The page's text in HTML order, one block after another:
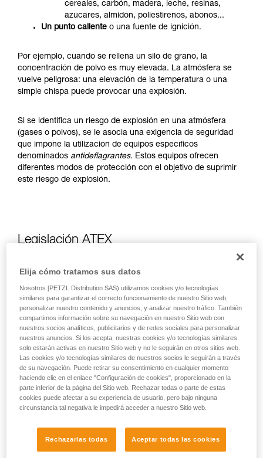
cereales, carbón, madera, leche, resinas,
azúcares, almidón, poliestirenos, abonos...
Un punto caliente o una fuente de ignición.
Por ejemplo, cuando se rellena un silo de grano, la
concentración de polvo es muy elevada. La atmósfera se
vuelve peligrosa: una elevación de la temperatura o una
simple chispa puede provocar una explosión.
Si se identifica un riesgo de explosión en una atmósfera
(gases o polvos), se le asocia una exigencia de seguridad
que impone la utilización de equipos específicos
denominados antideflagrantes. Estos equipos ofrecen
diferentes modos de protección con el objetivo de suprimir
este riesgo de explosión.
Legislación ATEX
¿Qué es la legislación ATEX?
La legislación ATEX es una directiva europea que exige, a
todos los responsables de una empresa, tener controlados
los riesgos relativos a la explosión de ciertas atmósferas.
Para ello, es necesaria una evaluación del riesgo de
explosión en la empresa para poder identificar todos los
lugares donde pueden formarse atmósferas explosivas y,
así, poner los medios para evitar las explosiones.
¿Cómo escoger un material adaptado a una
explosión?
Elija cómo tratamos sus datos
Nosotros [PETZL Distribution SAS) utilizamos cookies y/o tecnologías
similares para garantizar el correcto funcionamiento de nuestro Sitio web,
personalizar nuestro contenido y anuncios, y analizar nuestro tráfico. También
compartimos información sobre su navegación en nuestro Sitio web con
nuestros socios analíticos, publicitarios y de redes sociales para personalizar
nuestros anuncios. Si los acepta, nuestras cookies y/o tecnologías similares
solo estarán activas en nuestro Sitio web y no le seguirán en otros sitios web.
Las cookies y/o tecnologías similares de nuestros socios le seguirán a través
de su navegación. Puede retirar su consentimiento en cualquier momento
haciendo clic en el enlace "Configuración de cookies", proporcionado en la
parte inferior de la página del Sitio web. Rechazar todas o parte de estas
cookies puede afectar a su experiencia de usuario, pero bajo ninguna
circunstancia tal negativa le impedirá acceder a nuestro Sitio web.
Rechazarlas todas Aceptar todas las cookies